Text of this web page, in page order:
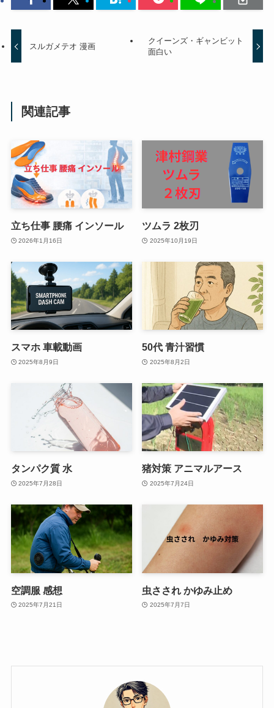
スルガメテオ 漫画
クイーンズ・ギャンビット
面白い
関連記事
立ち仕事 腰痛 インソール
2026年1月16日
ツムラ 2枚刃
2025年10月19日
スマホ 車載動画
2025年8月9日
50代 青汁習慣
2025年8月2日
タンパク質 水
2025年7月28日
猪対策 アニマルアース
2025年7月24日
空調服 感想
2025年7月21日
虫さされ かゆみ止め
2025年7月7日